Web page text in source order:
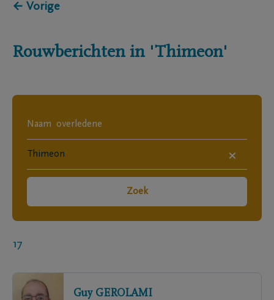
← Vorige
Rouwberichten in 'Thimeon'
×
Zoek
17
Guy GEROLAMI